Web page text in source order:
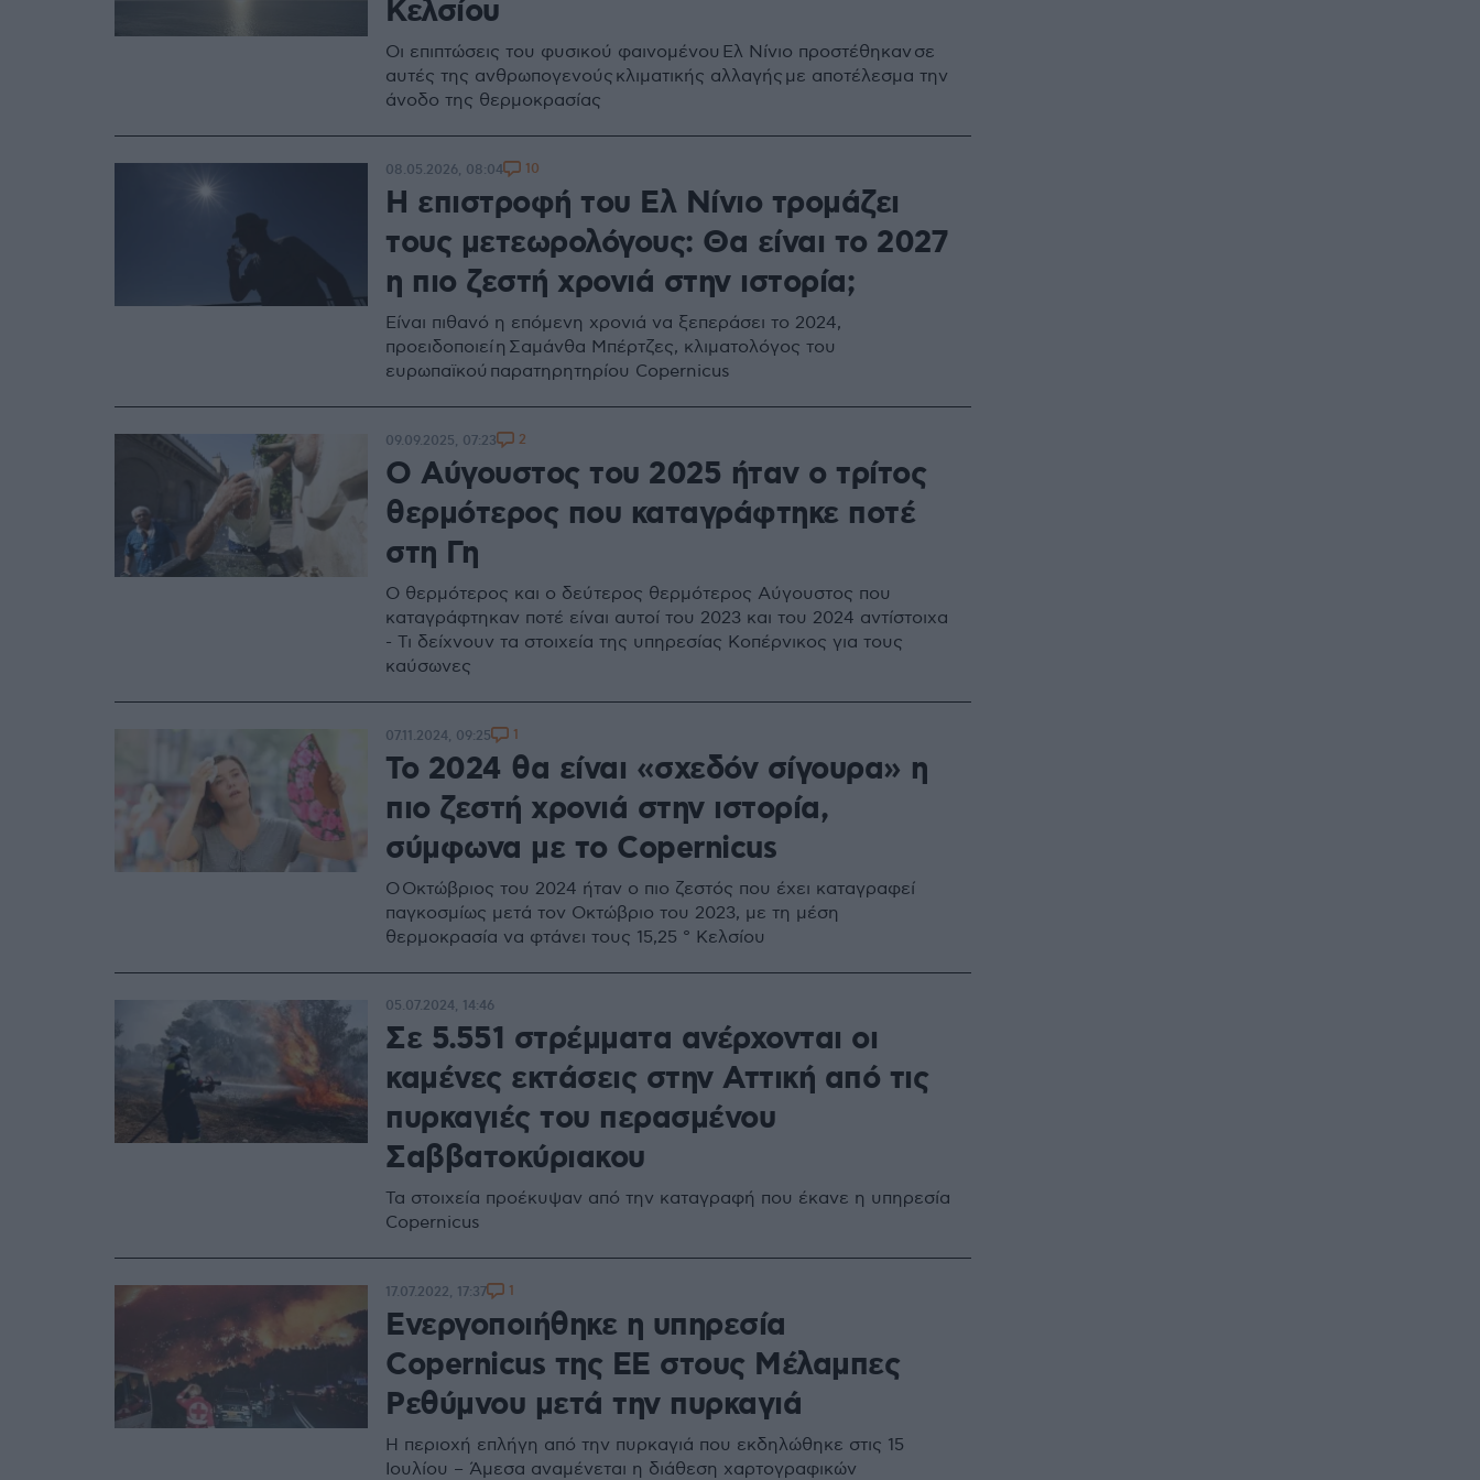
Κελσίου
Οι επιπτώσεις του φυσικού φαινομένου Ελ Νίνιο προστέθηκαν σε
αυτές της ανθρωπογενούς κλιματικής αλλαγής με αποτέλεσμα την
άνοδο της θερμοκρασίας
Η επιστροφή του Ελ Νίνιο τρομάζει
τους μετεωρολόγους: Θα είναι το 2027
η πιο ζεστή χρονιά στην ιστορία;
Είναι πιθανό η επόμενη χρονιά να ξεπεράσει το 2024,
προειδοποιεί η Σαμάνθα Μπέρτζες, κλιματολόγος του
ευρωπαϊκού παρατηρητηρίου Copernicus
08.05.2026, 08:04 10
Ο Αύγουστος του 2025 ήταν ο τρίτος
θερμότερος που καταγράφτηκε ποτέ
στη Γη
Ο θερμότερος και ο δεύτερος θερμότερος Αύγουστος που
καταγράφτηκαν ποτέ είναι αυτοί του 2023 και του 2024 αντίστοιχα
- Τι δείχνουν τα στοιχεία της υπηρεσίας Κοπέρνικος για τους
καύσωνες
09.09.2025, 07:23 2
Το 2024 θα είναι «σχεδόν σίγουρα» η
πιο ζεστή χρονιά στην ιστορία,
σύμφωνα με το Copernicus
O Οκτώβριος του 2024 ήταν ο πιο ζεστός που έχει καταγραφεί
παγκοσμίως μετά τον Οκτώβριο του 2023, με τη μέση
θερμοκρασία να φτάνει τους 15,25 ° Κελσίου
07.11.2024, 09:25 1
Σε 5.551 στρέμματα ανέρχονται οι
καμένες εκτάσεις στην Αττική από τις
πυρκαγιές του περασμένου
Σαββατοκύριακου
Τα στοιχεία προέκυψαν από την καταγραφή που έκανε η υπηρεσία
Copernicus
05.07.2024, 14:46
Ενεργοποιήθηκε η υπηρεσία
Copernicus της ΕΕ στους Μέλαμπες
Ρεθύμνου μετά την πυρκαγιά
Η περιοχή επλήγη από την πυρκαγιά που εκδηλώθηκε στις 15
Ιουλίου – Άμεσα αναμένεται η διάθεση χαρτογραφικών
17.07.2022, 17:37 1